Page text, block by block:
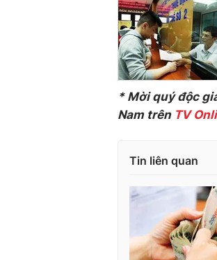
* Mời quý độc
Nam trên TV
Tin liên quan